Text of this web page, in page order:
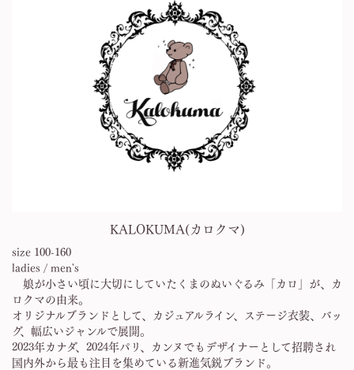
KALOKUMA(カロクマ)
size 100-160
ladies / men's
娘が小さい頃に大切にしていたくまのぬいぐるみ「カロ」が、カ
ロクマの由来。
オリジナルブランドとして、カジュアルライン、ステージ衣装、バッ
グ、幅広いジャンルで展開。
2023年カナダ、2024年パリ、カンヌでもデザイナーとして招聘され
国内外から最も注目を集めている新進気鋭ブランド。